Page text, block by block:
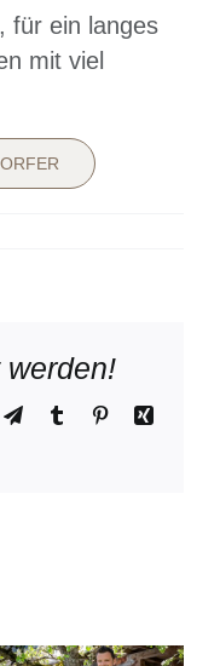
für ein langes
mit viel
TelegramTumblr PinterestXing